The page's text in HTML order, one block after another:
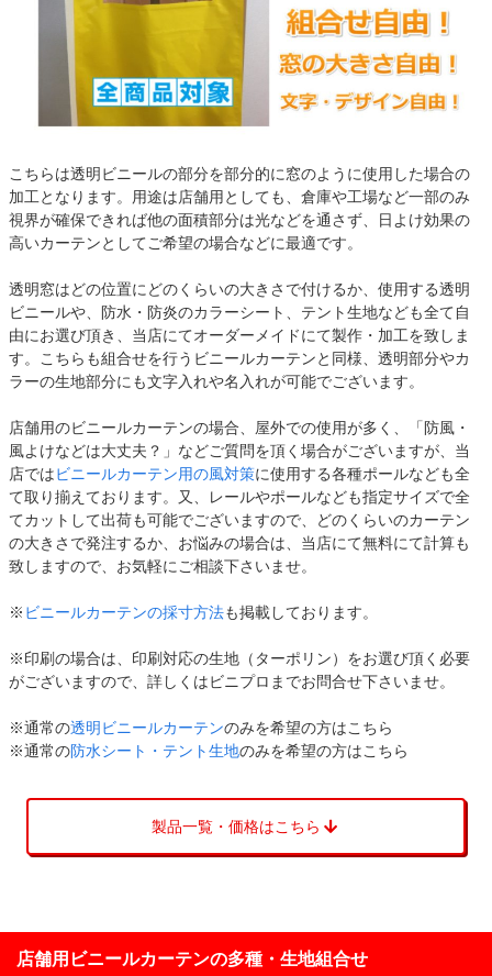
こちらは透明ビニールの部分を部分的に窓のように使用した場合の
加工となります。用途は店舗用としても、倉庫や工場など一部のみ
視界が確保できれば他の面積部分は光などを通さず、日よけ効果の
高いカーテンとしてご希望の場合などに最適です。
透明窓はどの位置にどのくらいの大きさで付けるか、使用する透明
ビニールや、防水・防炎のカラーシート、テント生地なども全て自
由にお選び頂き、当店にてオーダーメイドにて製作・加工を致しま
す。こちらも組合せを行うビニールカーテンと同様、透明部分やカ
ラーの生地部分にも文字入れや名入れが可能でございます。
店舗用のビニールカーテンの場合、屋外での使用が多く、「防風・
風よけなどは大丈夫？」などご質問を頂く場合がございますが、当
店ではビニールカーテン用の風対策に使用する各種ポールなども全
て取り揃えております。又、レールやポールなども指定サイズで全
てカットして出荷も可能でございますので、どのくらいのカーテン
の大きさで発注するか、お悩みの場合は、当店にて無料にて計算も
致しますので、お気軽にご相談下さいませ。
※ ビニールカーテンの採寸方法も掲載しております。
※印刷の場合は、印刷対応の生地（ターポリン）をお選び頂く必要
がございますので、詳しくはビニプロまでお問合せ下さいませ。
※通常の透明ビニールカーテンのみを希望の方はこちら
※通常の防水シート・テント生地のみを希望の方はこちら
製品一覧・価格はこちら
店舗用ビニールカーテンの多種・生地組合せ